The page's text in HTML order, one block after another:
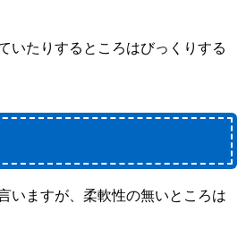
いたりするところはびっくりする
いますが、柔軟性の無いところは